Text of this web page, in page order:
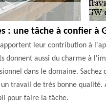
: une tâche à confier à
leur contribution à
donnent aussi du charme à
dans le domaine.
travail de très bonne
pour faire la tâche.